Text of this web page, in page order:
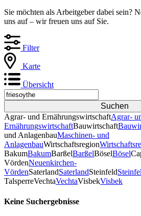
Sie möchten als Arbeitgeber dabei sein?
uns auf – wir freuen uns auf Sie.
Filter
Karte
Übersicht
Agrar- und ErnährungswirtschaftAgrar-
ErnährungswirtschaftBauwirtschaft
und AnlagenbauMaschinen- und
AnlagenbauWirtschaftsregion
BakumBakumBarßelBarßelBöselBösel
VördenNeuenkirchen-
VördenSaterlandSaterlandSteinfeld
TalsperreVechtaVechtaVisbekVisbek
Keine Suchergebnisse